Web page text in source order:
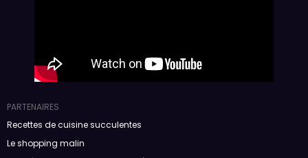
PARTENAIRES
Recettes de cuisine succulentes
Le shopping malin